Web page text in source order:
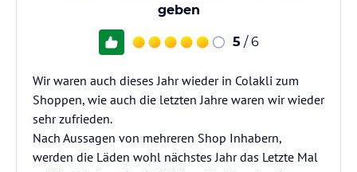
geben
5 / 6
Wir waren auch dieses Jahr wieder in Colakli zum
Shoppen, wie auch die letzten Jahre waren wir wieder
sehr zufrieden.
Nach Aussagen von mehreren Shop Inhabern,
werden die Läden wohl nächstes Jahr das Letzte Mal